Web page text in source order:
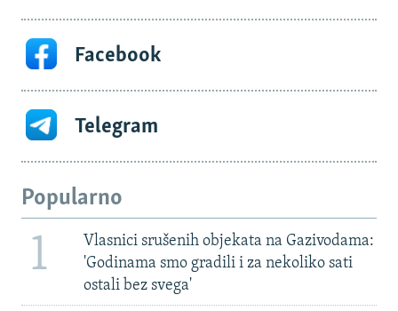
Facebook
Telegram
Popularno
1
Vlasnici srušenih objekata na Gazivodama:
'Godinama smo gradili i za nekoliko sati
ostali bez svega'